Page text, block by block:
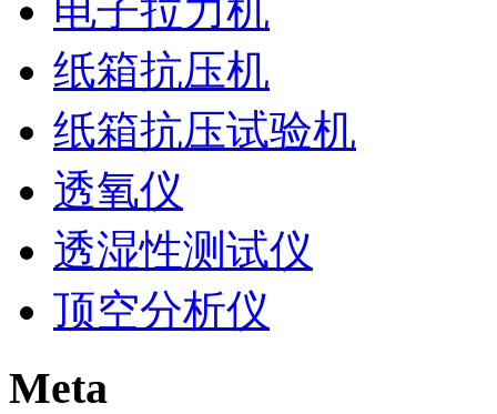
电子拉力机
纸箱抗压机
纸箱抗压试验机
透氧仪
透湿性测试仪
顶空分析仪
Meta